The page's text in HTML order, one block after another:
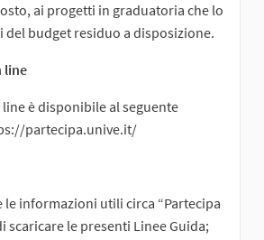
ai progetti in graduatoria che lo
del budget residuo a disposizione.
line
è disponibile al seguente
partecipa.unive.it/
informazioni utili circa “Partecipa
scaricare le presenti Linee Guida;